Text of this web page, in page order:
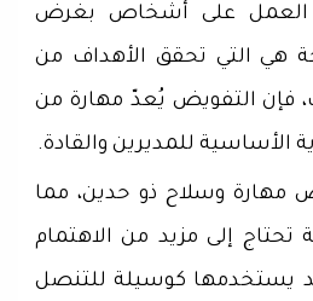
العمل على أشخاص بغرض
هي التي تحقق الأهداف من
فإن التفويض يُعدّ مهارة من
الأساسية للمديرين والقادة.
مهارة وسلاح ذو حدين، مما
تحتاج إلى مزيد من الاهتمام
يستخدمها كوسيلة للتنصل